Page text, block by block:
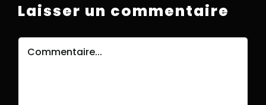
Laisser un commentaire
Commentaire